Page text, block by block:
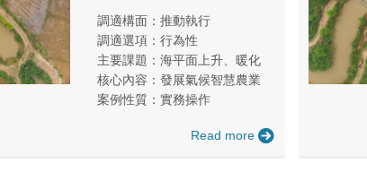
調適構面：推動執行
調適選項：行為性
主要課題：海平面上升、暖化
核心內容：發展氣候智慧農業
案例性質：實務操作
Read more